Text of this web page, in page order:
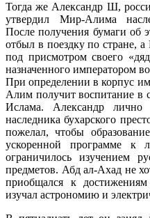
Тогда же Александр Ш,
утвердил Мир-Алима
После получения бумаги об
отбыл в поездку по стране,
под присмотром своего
назначенного императором
При определении в корпус
Алим получит воспитание в
Ислама. Александр лично
наследника бухарского
пожелал, чтобы
ускоренной программе
ограничилось изучением
предметов. Абд ал-Ахад не
приобщался к
изучал астрономию и